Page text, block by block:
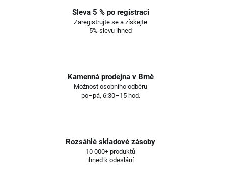
Sleva 5 % po registraci
Zaregistrujte se a získejte
5% slevu ihned
Kamenná prodejna v Brně
Možnost osobního odběru
po–pá, 6:30–15 hod.
Rozsáhlé skladové zásoby
10 000+ produktů
ihned k odeslání